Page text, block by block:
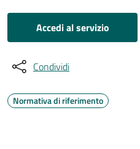
Accedi al servizio
Condividi
Normativa di riferimento